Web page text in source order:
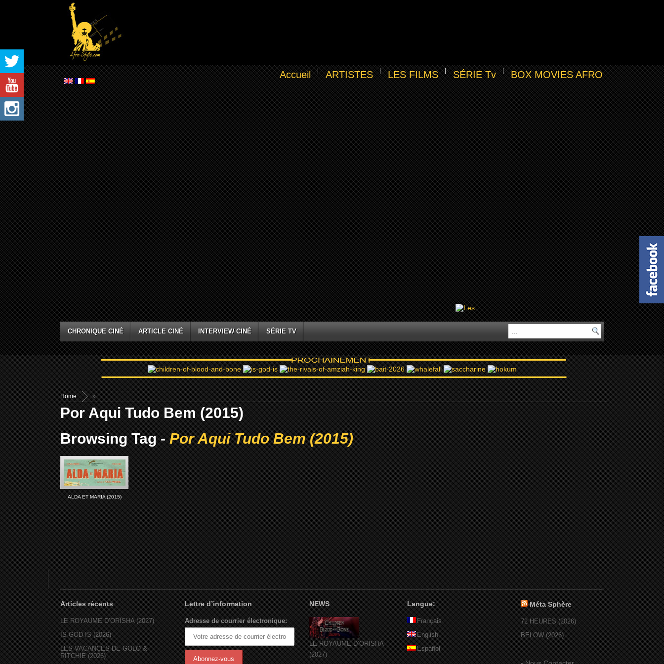
Accueil ARTISTES LES FILMS SÉRIE Tv BOX MOVIES AFRO
CHRONIQUE CINÉ ARTICLE CINÉ INTERVIEW CINÉ SÉRIE TV
Home »
Por Aqui Tudo Bem (2015)
Browsing Tag -Por Aqui Tudo Bem (2015)
ALDA ET MARIA (2015)
Articles récents
LE ROYAUME D’ORÏSHA (2027)
IS GOD IS (2026)
LES VACANCES DE GOLO &
RITCHIE (2026)
Lettre d’information
Adresse de courrier électronique:
NEWS
LE ROYAUME D’ORÏSHA
(2027)
Langue:
Français
English
Español
Méta Sphère
72 HEURES (2026)
BELOW (2026)